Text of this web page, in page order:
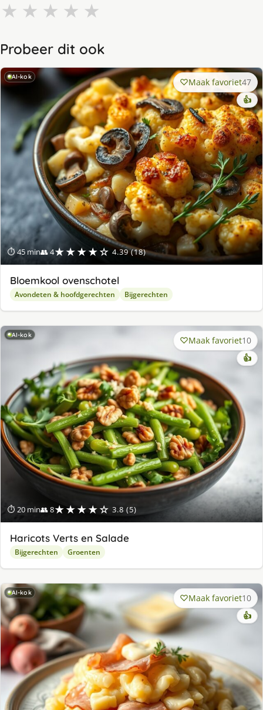
★ ★ ★ ★ ★
Probeer dit ook
AI-kok
⏱ 45 min👥 4★★★★☆ 4.39 (18)
Maak favoriet47
👍
Bloemkool ovenschotel
Avondeten & hoofdgerechten Bijgerechten
AI-kok
⏱ 20 min👥 8★★★★☆ 3.8 (5)
Maak favoriet10
👍
Haricots Verts en Salade
Bijgerechten Groenten
AI-kok Maak favoriet10
👍